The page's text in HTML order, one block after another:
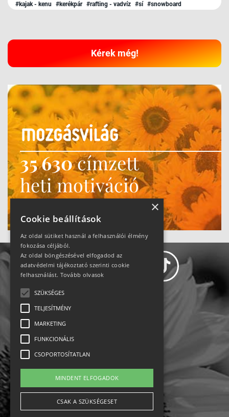
#kajak - kenu
#kerékpár #rafting - vadvíz #sí #snowboard
Kérek még!
35 630címzett
heti motiváció
Ne maradj le!
Impresszum-kapcsolat
Jogi nyilatkozat
Rólunk
×
Cookie beállítások
Az oldal sütiket használ a felhasználói élmény
fokozása céljából.
Az oldal böngészésével elfogadod az
adatvédelmi tájékoztató szerinti cookie
felhasználást. Tovább olvasok
SZÜKSÉGES
TELJESÍTMÉNY
MARKETING
FUNKCIONÁLIS
CSOPORTOSÍTATLAN
MINDENT ELFOGADOK
CSAK A SZÜKSÉGESET